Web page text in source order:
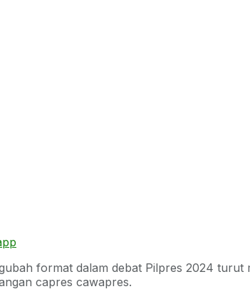
format dalam debat Pilpres 2024
capres cawapres.